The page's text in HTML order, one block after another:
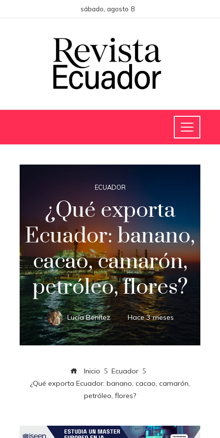
sábado, agosto 8
ECUADOR
¿Qué exporta
Ecuador: banano,
cacao, camarón,
petróleo, flores?
Lucía Benítez Hace 3 meses
Inicio
Ecuador
¿Qué exporta Ecuador: banano, cacao, camarón,
petróleo, flores?